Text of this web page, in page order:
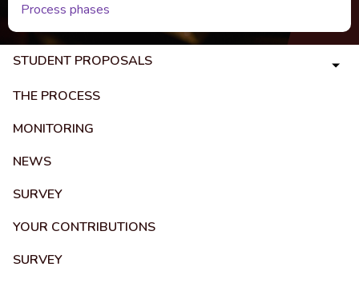
Process phases
STUDENT PROPOSALS
THE PROCESS
MONITORING
NEWS
SURVEY
YOUR CONTRIBUTIONS
SURVEY